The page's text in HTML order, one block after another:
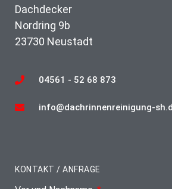
Dachdecker
Nordring 9b
23730 Neustadt
04561 - 52 68 873
info@dachrinnenreinigung-
KONTAKT / ANFRAGE